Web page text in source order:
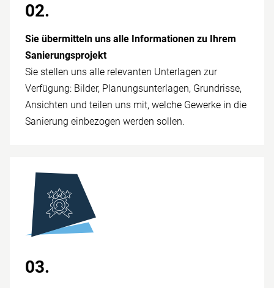
02.
Sie übermitteln uns alle Informationen zu Ihrem
Sanierungsprojekt
Sie stellen uns alle relevanten Unterlagen zur
Verfügung: Bilder, Planungsunterlagen, Grundrisse,
Ansichten und teilen uns mit, welche Gewerke in die
Sanierung einbezogen werden sollen.
03.